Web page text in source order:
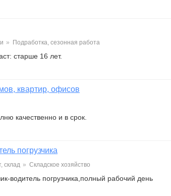
» Подработка, сезонная работа
старше 16 лет.
квартир, офисов
качественно и в срок.
погрузчика
склад » Складское хозяйство
водитель погрузчика,полный рабочий день